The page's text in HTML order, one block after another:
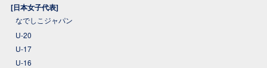
[日本女子代表]
なでしこジャパン
U-20
U-17
U-16